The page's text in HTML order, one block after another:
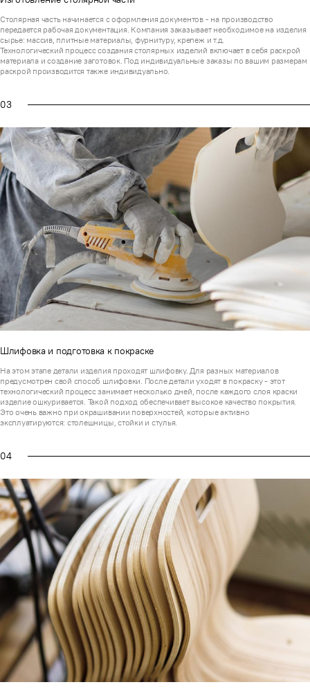
Столярная часть начинается с оформления документов - на производство
передается рабочая документация. Компания заказывает необходимое на изделия
сырье: массив, плитные материалы, фурнитуру, крепеж и т.д.
Технологический процесс создания столярных изделий включает в себя раскрой
материала и создание заготовок. Под индивидуальные заказы по вашим размерам
раскрой производится также индивидуально.
03
Шлифовка и подготовка к покраске
На этом этапе детали изделия проходят шлифовку. Для разных материалов
предусмотрен свой способ шлифовки. После детали уходят в покраску - этот
технологический процесс занимает несколько дней, после каждого слоя краски
изделие ошкуривается. Такой подход обеспечивает высокое качество покрытия.
Это очень важно при окрашивании поверхностей, которые активно
эксплуатируются: столешницы, стойки и стулья.
04